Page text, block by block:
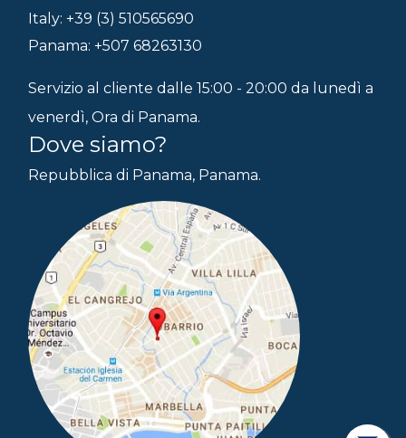
Italy: +39 (3) 510565690
Panama: +507 68263130
Servizio al cliente dalle 15:00 - 20:00 da lunedì a
venerdì, Ora di Panama.
Dove siamo?
Repubblica di Panama, Panama.